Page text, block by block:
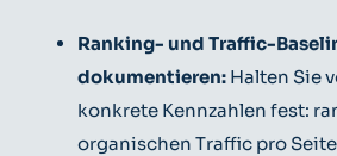
Ranking- und Traffic-
dokumentieren: Halten Sie
konkrete Kennzahlen fest:
organischen Traffic pro